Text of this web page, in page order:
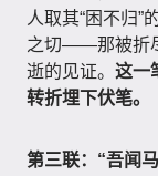
人取其“困不归”
之切——那被折
逝的见证。 这一
转折埋下伏笔。
第三联：“吾闻